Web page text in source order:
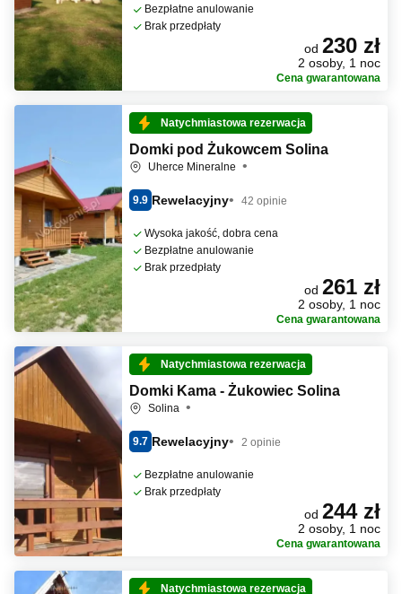
Bezpłatne anulowanie
Brak przedpłaty
od 230 zł
2 osoby, 1 noc
Cena gwarantowana
Natychmiastowa rezerwacja
Domki pod Żukowcem Solina
Uherce Mineralne
9.9 Rewelacyjny 42 opinie
Wysoka jakość, dobra cena
Bezpłatne anulowanie
Brak przedpłaty
od 261 zł
2 osoby, 1 noc
Cena gwarantowana
Natychmiastowa rezerwacja
Domki Kama - Żukowiec Solina
Solina
9.7 Rewelacyjny 2 opinie
Bezpłatne anulowanie
Brak przedpłaty
od 244 zł
2 osoby, 1 noc
Cena gwarantowana
Natychmiastowa rezerwacja